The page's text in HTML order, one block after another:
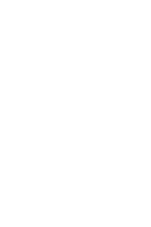
Ya hay
Atleti de Copa